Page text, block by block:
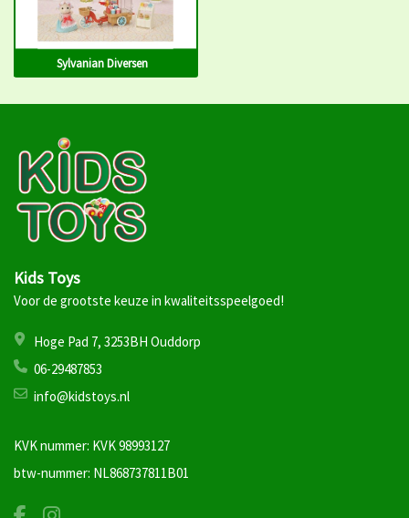
Sylvanian Diversen
Kids Toys
Voor de grootste keuze in kwaliteitsspeelgoed!
Hoge Pad 7, 3253BH Ouddorp
06-29487853
info@kidstoys.nl
KVK nummer: KVK 98993127
btw-nummer: NL868737811B01